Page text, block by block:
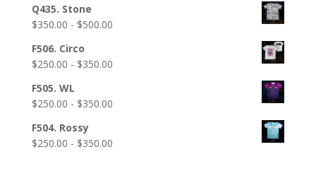
hasta
desde
hasta
Q435. Stone
$350.00 - $500.00Rango
desde
hasta
F506. Circo
$250.00 - $350.00Rango
desde
hasta
F505. WL
$250.00 - $350.00Rango
desde
F504. Rossy
$250.00 - $350.00Rango